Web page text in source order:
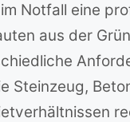
Notfall eine
aus der
Steinzeug,